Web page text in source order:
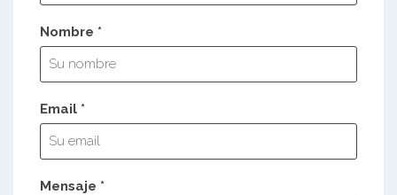
Nombre *
Email *
Mensaje *